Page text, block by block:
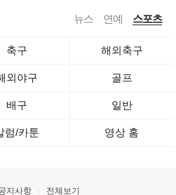
뉴스 연예 스포츠
축구 해외축구
외야구 골프
배구 일반
럼/카툰 영상 홈
지사항 전체보기